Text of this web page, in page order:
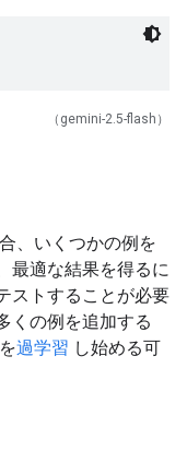
（gemini-2.5-flash）
、いくつかの例を
最適な結果を得るに
ストすることが必要
くの例を追加する
過学習 し始める可